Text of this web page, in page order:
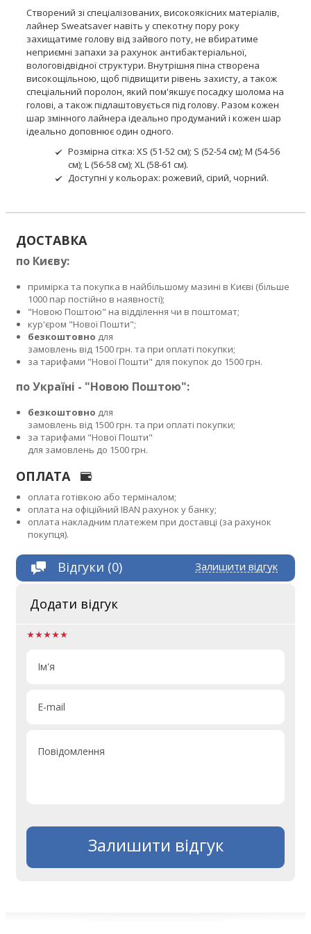
Створений зі спеціалізованих, високоякісних матеріалів,
лайнер Sweatsaver навіть у спекотну пору року
захищатиме голову від зайвого поту, не вбиратиме
неприємні запахи за рахунок антибактеріальної,
вологовідвідної структури. Внутрішня піна створена
високощільною, щоб підвищити рівень захисту, а також
спеціальний поролон, який пом'якшує посадку шолома на
голові, а також підлаштовується під голову. Разом кожен
шар змінного лайнера ідеально продуманий і кожен шар
ідеально доповнює один одного.
Розмірна сітка: XS (51-52 см); S (52-54 см); M (54-56
см); L (56-58 см); XL (58-61 см).
Доступні у кольорах: рожевий, сірий, чорний.
ДОСТАВКА
по Києву:
примірка та покупка в найбільшому мазині в Києві (більше
1000 пар постійно в наявності);
"Новою Поштою" на відділення чи в поштомат;
кур'єром "Нової Пошти";
безкоштовно для
замовлень від 1500 грн. та при оплаті покупки;
за тарифами "Нової Пошти" для покупок до 1500 грн.
по Україні - "Новою Поштою":
безкоштовно для
замовлень від 1500 грн. та при оплаті покупки;
за тарифами "Нової Пошти"
для замовлень до 1500 грн.
ОПЛАТА
оплата готівкою або терміналом;
оплата на офіційний IBAN рахунок у банку;
оплата накладним платежем при доставці (за рахунок
покупця).
Залишити відгук
Відгуки (0)
Додати відгук
Ім'я
E-mail
Повідомлення
Залишити відгук